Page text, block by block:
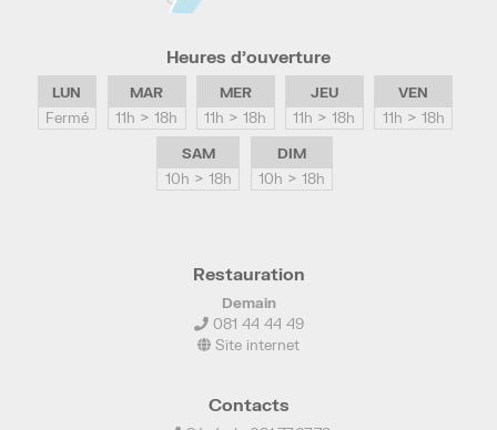
Heures d’ouverture
LUN
Fermé
MAR
11h > 18h
MER
11h > 18h
JEU
11h > 18h
VEN
11h > 18h
SAM
10h > 18h
DIM
10h > 18h
Restauration
Demain
081 44 44 49
Site internet
Contacts